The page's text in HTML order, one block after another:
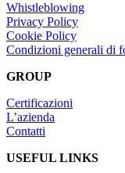
Whistleblowing
Privacy Policy
Cookie Policy
Condizioni generali di
GROUP
Certificazioni
L’azienda
Contatti
USEFUL LINKS